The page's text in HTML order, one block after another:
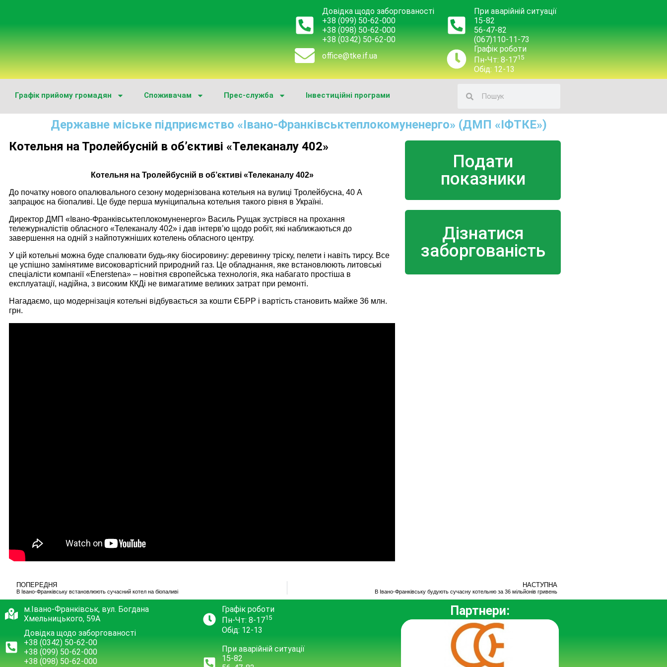
Довідка щодо заборгованості
+38 (099) 50-62-000
+38 (098) 50-62-000
+38 (0342) 50-62-00
office@tke.if.ua
При аварійній ситуації
15-82
56-47-82
(067)110-11-73
Графік роботи
Пн-Чт: 8-1715
Обід: 12-13
Графік прийому громадян Споживачам Прес-служба Інвестиційні програми
Державне міське підприємство «Івано-Франківськтеплокомуненерго» (ДМП «ІФТКЕ»)
Котельня на Тролейбусній в об’єктиві «Телеканалу 402»
Котельня на Тролейбусній в об’єктиві «Телеканалу 402»
До початку нового опалювального сезону модернізована котельня на вулиці Тролейбусна, 40 А
запрацює на біопаливі. Це буде перша муніципальна котельня такого рівня в Україні.
Директор ДМП «Івано-Франківськтеплокомуненерго» Василь Рущак зустрівся на прохання
тележурналістів обласного «Телеканалу 402» і дав інтерв’ю щодо робіт, які наближаються до
завершення на одній з найпотужніших котелень обласного центру.
У цій котельні можна буде спалювати будь-яку біосировину: деревинну тріску, пелети і навіть тирсу. Все
це успішно замінятиме високовартісний природний газ. Це обладнання, яке встановлюють литовські
спеціалісти компанії «Enerstena» – новітня європейська технологія, яка набагато простіша в
експлуатації, надійна, з високим ККДі не вимагатиме великих затрат при ремонті.
Нагадаємо, що модернізація котельні відбувається за кошти ЄБРР і вартість становить майже 36 млн.
грн.
Подати
показники
Дізнатися
заборгованість
ПОПЕРЕДНЯ
В Івано-Франківську встановлюють сучасний котел на біопаливі
НАСТУПНА
В Івано-Франківську будують сучасну котельню за 36 мільйонів гривень
м.Івано-Франківськ, вул. Богдана
Хмельницького, 59А
Довідка щодо заборгованості
+38 (0342) 50-62-00
+38 (099) 50-62-000
+38 (098) 50-62-000
Графік роботи
Пн-Чт: 8-1715
Обід: 12-13
При аварійній ситуації
15-82
Партнери: